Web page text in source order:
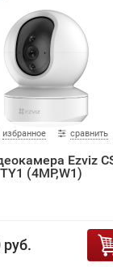
избранное сравнить
Ezviz
(4MP,W1)
руб.